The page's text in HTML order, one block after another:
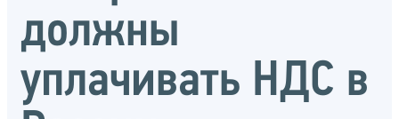
должны
уплачивать НДС в